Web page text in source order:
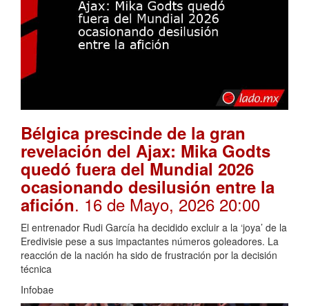
Bélgica prescinde de la gran
revelación del Ajax: Mika Godts
quedó fuera del Mundial 2026
ocasionando desilusión entre la
afición. 16 de Mayo, 2026 20:00
El entrenador Rudi García ha decidido excluir a la ‘joya’ de la
Eredivisie pese a sus impactantes números goleadores. La
reacción de la nación ha sido de frustración por la decisión
técnica
Infobae